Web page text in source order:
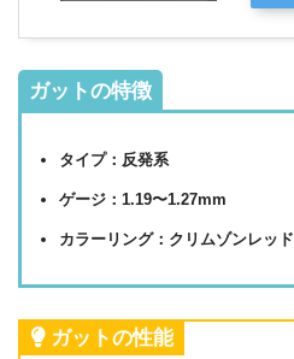
ガットの特徴
タイプ：反発系
ゲージ：1.19〜1.27mm
カラーリング：クリムゾンレッド
ガットの性能